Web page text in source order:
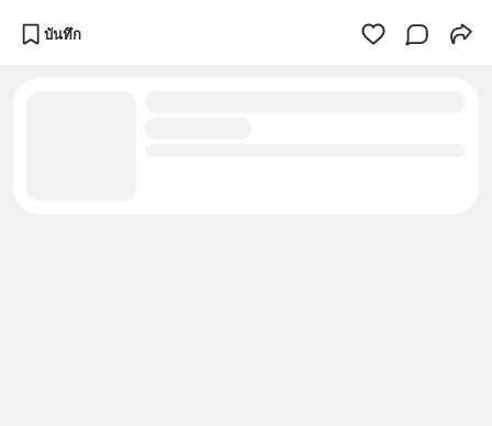
บันทึก